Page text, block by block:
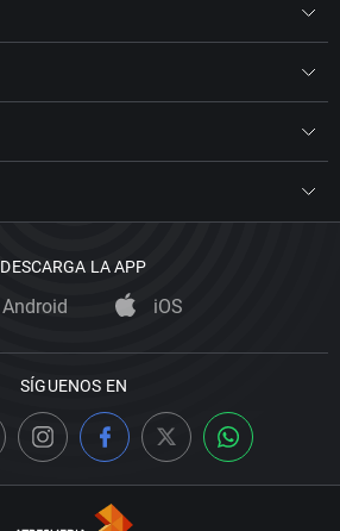
DESCARGA LA APP
Android iOS
SÍGUENOS EN